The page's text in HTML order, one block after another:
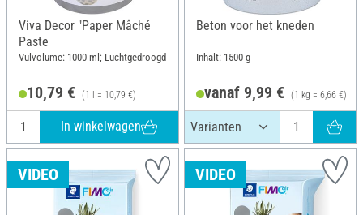
Viva Decor "Paper Mâché
Paste
Vulvolume: 1000 ml; Luchtgedroogd
10,79 € (1 l = 10,79 €)
In winkelwagen
Beton voor het kneden
Inhalt: 1500 g
vanaf 9,99 € (1 kg = 6,66 €)
VIDEO VIDEO